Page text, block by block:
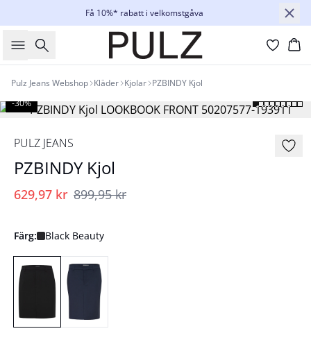
Få 10%* rabatt i velkomstgåva
Sök
Pulz Jeans Webshop Kläder Kjolar PZBINDY Kjol
-30%
PULZ JEANS
PZBINDY Kjol
629,97 kr 899,95 kr
Färg: Black Beauty